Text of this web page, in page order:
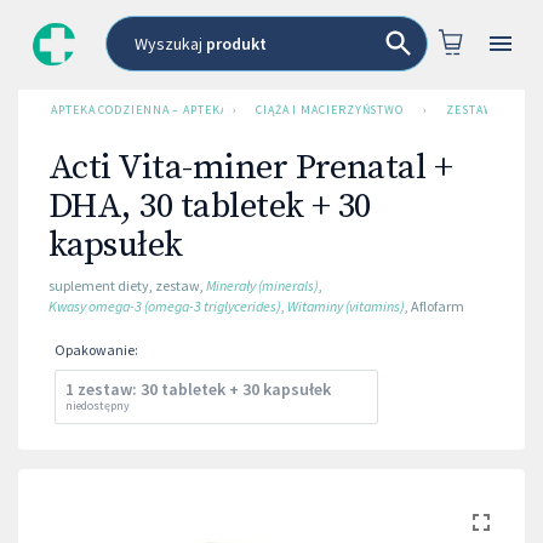
Wyszukaj produkt
APTEKA CODZIENNA – APTEKA INTERNETOWA
› CIĄŻA I MACIERZYŃSTWO › ZESTAWY
Acti Vita-miner Prenatal +
DHA, 30 tabletek + 30
kapsułek
suplement diety, zestaw, Minerały (minerals),
Kwasy omega-3 (omega-3 triglycerides), Witaminy (vitamins), Aflofarm
Opakowanie:
1 zestaw: 30 tabletek + 30 kapsułek
niedostępny